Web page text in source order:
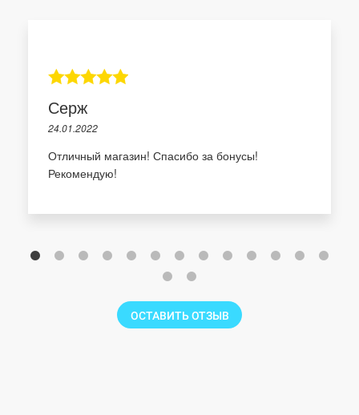
Серж
24.01.2022
Отличный магазин! Спасибо за бонусы!
Рекомендую!
ОСТАВИТЬ ОТЗЫВ